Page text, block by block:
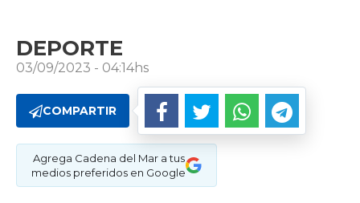
DEPORTE
03/09/2023 - 04:14hs
COMPARTIR
Agrega Cadena del Mar a tus
medios preferidos en Google